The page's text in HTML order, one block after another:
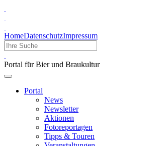
HomeDatenschutzImpressum
Portal für Bier und Braukultur
Portal
News
Newsletter
Aktionen
Fotoreportagen
Tipps & Touren